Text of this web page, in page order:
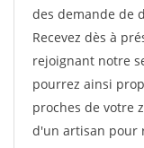
des demande de
Recevez dès à
rejoignant notre
pourrez ainsi
proches de votre
d'un artisan pour